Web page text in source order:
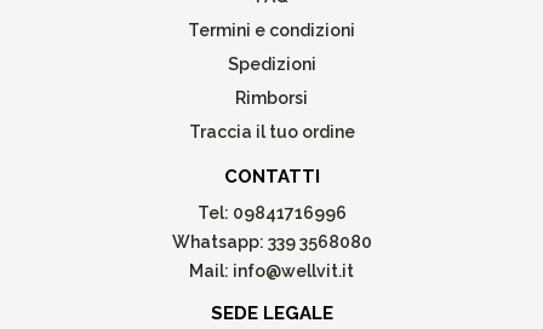
Termini e condizioni
Spedizioni
Rimborsi
Traccia il tuo ordine
CONTATTI
Tel: 09841716996
Whatsapp: 339 3568080
Mail: info@wellvit.it
SEDE LEGALE